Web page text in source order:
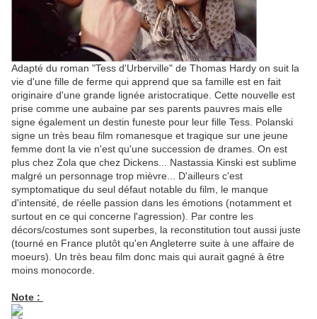
Adapté du roman "Tess d'Urberville" de Thomas Hardy on suit la
vie d'une fille de ferme qui apprend que sa famille est en fait
originaire d'une grande lignée aristocratique. Cette nouvelle est
prise comme une aubaine par ses parents pauvres mais elle
signe également un destin funeste pour leur fille Tess. Polanski
signe un très beau film romanesque et tragique sur une jeune
femme dont la vie n'est qu'une succession de drames. On est
plus chez Zola que chez Dickens... Nastassia Kinski est sublime
malgré un personnage trop mièvre... D'ailleurs c'est
symptomatique du seul défaut notable du film, le manque
d'intensité, de réelle passion dans les émotions (notamment et
surtout en ce qui concerne l'agression). Par contre les
décors/costumes sont superbes, la reconstitution tout aussi juste
(tourné en France plutôt qu'en Angleterre suite à une affaire de
moeurs). Un très beau film donc mais qui aurait gagné à être
moins monocorde.
Note :